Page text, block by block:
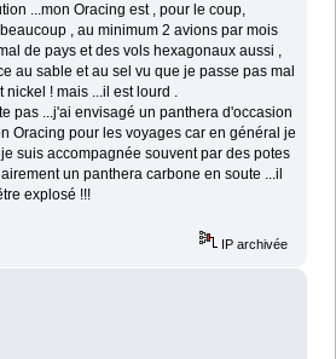
...mon Oracing est , pour le coup,
, au minimum 2 avions par mois
de pays et des vols hexagonaux aussi ,
au sable et au sel vu que je passe pas mal
! mais ...il est lourd .
pas ...j'ai envisagé un panthera d'occasion
Oracing pour les voyages car en général je
suis accompagnée souvent par des potes
un panthera carbone en soute ...il
explosé !!!
IP archivée